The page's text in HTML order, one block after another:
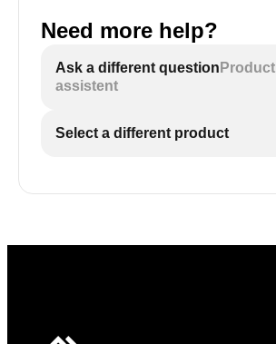
Need more help?
Ask a different question Product
assistent
Select a different product